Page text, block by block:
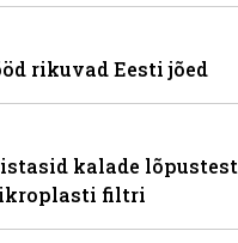
rikuvad Eesti jõed
kalade lõpustest
filtri